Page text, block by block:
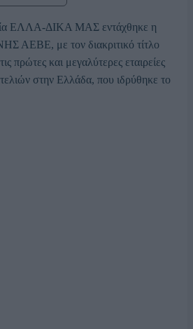
ΕΛΛΑ-ΔΙΚΑ ΜΑΣ εντάχθηκε η
ΑΕΒΕ, με τον διακριτικό τίτλο
πρώτες και μεγαλύτερες εταιρείες
στην Ελλάδα, που ιδρύθηκε το